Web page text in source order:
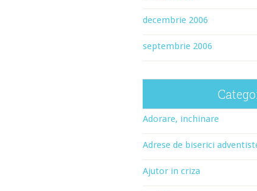
decembrie 2006
septembrie 2006
Adorare, inchinare
Adrese de biserici
Ajutor in criza